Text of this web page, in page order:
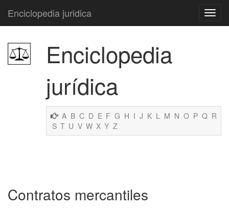
Enciclopedia juridica
Enciclopedia
jurídica
A B C D E F G H I J K L M N O P Q R
S T U V W X Y Z
Contratos mercantiles